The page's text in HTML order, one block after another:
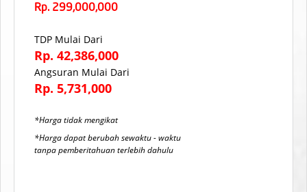
Rp. 299,000,000
TDP Mulai Dari
Rp. 42,386,000
Angsuran Mulai Dari
Rp. 5,731,000
*Harga tidak mengikat
*Harga dapat berubah sewaktu - waktu
tanpa pemberitahuan terlebih dahulu